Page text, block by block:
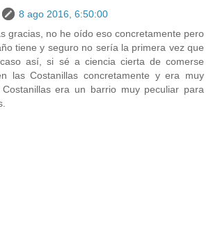
8 ago 2016, 6:50:00
gracias, no he oído eso concretamente pero
tiene y seguro no sería la primera vez que
así, si sé a ciencia cierta de comerse
las Costanillas concretamente y era muy
era un barrio muy peculiar para